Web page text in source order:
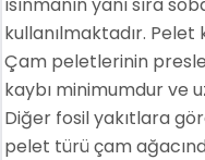
kullanılmaktadır. Pelet
Çam peletlerinin
kaybı minimumdur ve
Diğer fosil yakıtlara
pelet türü çam